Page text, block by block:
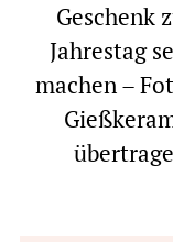
Geschenk
Jahrestag
machen –